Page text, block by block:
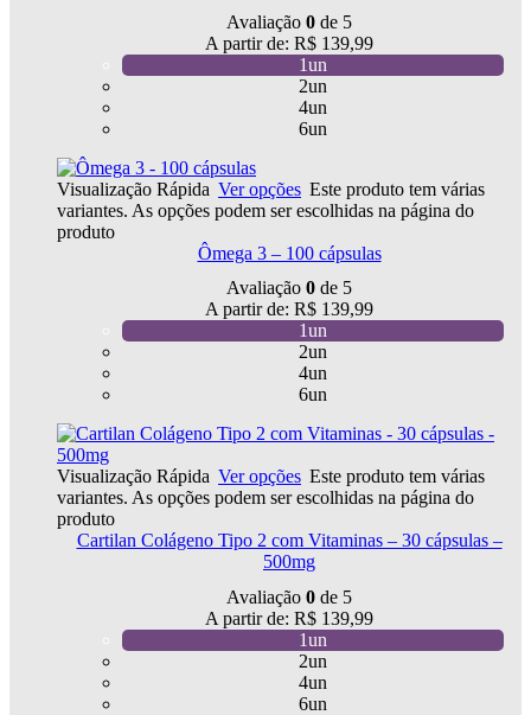
Avaliação 0 de 5
A partir de: R$ 139,99
1un
2un
4un
6un
Visualização Rápida Ver opções Este produto tem várias
variantes. As opções podem ser escolhidas na página do
produto
Ômega 3 – 100 cápsulas
Avaliação 0 de 5
A partir de: R$ 139,99
1un
2un
4un
6un
Visualização Rápida Ver opções Este produto tem várias
variantes. As opções podem ser escolhidas na página do
produto
Cartilan Colágeno Tipo 2 com Vitaminas – 30 cápsulas –
500mg
Avaliação 0 de 5
A partir de: R$ 139,99
1un
2un
4un
6un